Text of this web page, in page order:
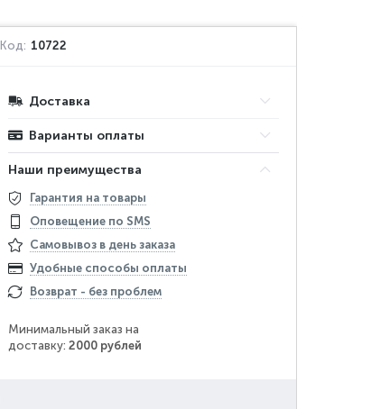
Код: 10722
Доставка
Варианты оплаты
Наши преимущества
Гарантия на товары
Оповещение по SMS
Самовывоз в день заказа
Удобные способы оплаты
Возврат - без проблем
Минимальный заказ на
доставку:2000 рублей